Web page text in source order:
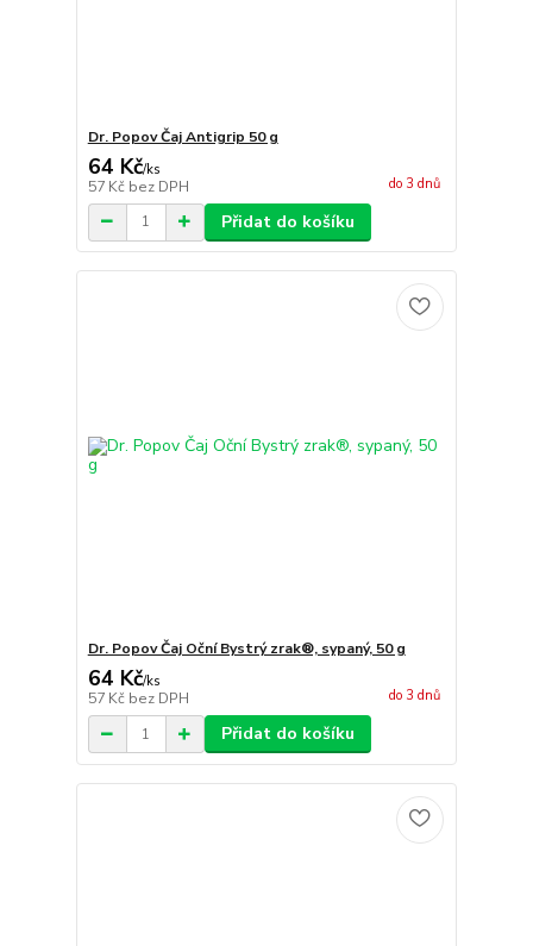
Dr. Popov Čaj Antigrip 50 g
64 Kč/ks
57 Kč bez DPH do 3 dnů
Přidat do košíku
Dr. Popov Čaj Oční Bystrý zrak®, sypaný, 50 g
64 Kč/ks
57 Kč bez DPH do 3 dnů
Přidat do košíku